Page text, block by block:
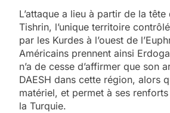
L’attaque a lieu à partir de la
Tishrin, l’unique territoire
par les Kurdes à l’ouest de
Américains prennent ainsi
n’a de cesse d’affirmer que son
DAESH dans cette région, alors
matériel, et permet à ses
la Turquie.